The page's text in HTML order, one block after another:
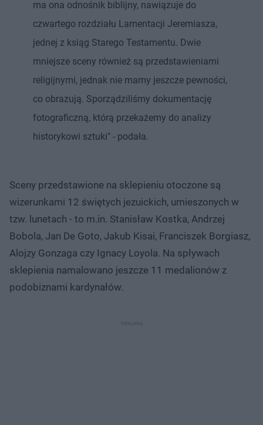
ma ona odnośnik biblijny, nawiązuje do
czwartego rozdziału Lamentacji Jeremiasza,
jednej z ksiąg Starego Testamentu. Dwie
mniejsze sceny również są przedstawieniami
religijnymi, jednak nie mamy jeszcze pewności,
co obrazują. Sporządziliśmy dokumentację
fotograficzną, którą przekażemy do analizy
historykowi sztuki" - podała.
Sceny przedstawione na sklepieniu otoczone są
wizerunkami 12 świętych jezuickich, umieszonych w
tzw. lunetach - to m.in. Stanisław Kostka, Andrzej
Bobola, Jan De Goto, Jakub Kisai, Franciszek Borgiasz,
Alojzy Gonzaga czy Ignacy Loyola. Na spływach
sklepienia namalowano jeszcze 11 medalionów z
podobiznami kardynałów.